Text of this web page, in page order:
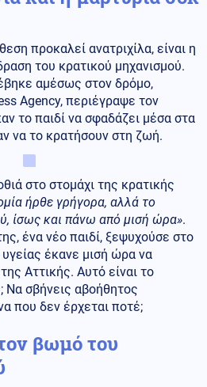
προκαλεί ανατριχίλα, είναι η
του κρατικού μηχανισμού.
αμέσως στον δρόμο,
Agency, περιέγραψε τον
το παιδί να σφαδάζει μέσα στα
να το κρατήσουν στη ζωή.
στο στομάχι της κρατικής
ήρθε γρήγορα, αλλά το
ίσως και πάνω από μισή ώρα».
ένα νέο παιδί, ξεψυχούσε στο
έκανε μισή ώρα να
Αττικής. Αυτό είναι το
Να σβήνεις αβοήθητος
που δεν έρχεται ποτέ;
βωμό του